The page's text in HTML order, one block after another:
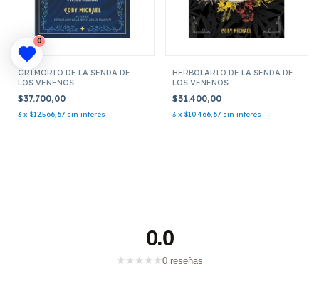
GRIMORIO DE LA SENDA DE
LOS VENENOS
$37.700,00
3 x $12.566,67 sin interés
HERBOLARIO DE LA SENDA DE
LOS VENENOS
$31.400,00
3 x $10.466,67 sin interés
0.0
★ ★ ★ ★ ★0 reseñas
0